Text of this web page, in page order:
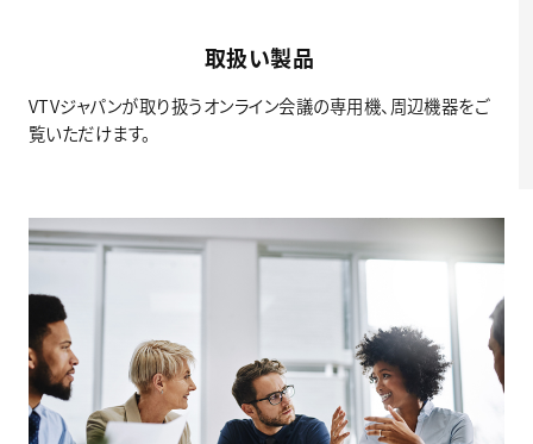
取扱い製品
VTVジャパンが取り扱うオンライン会議の専用機、周辺機器をご
覧いただけます。